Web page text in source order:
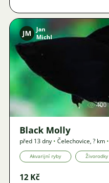
JM
Jan
Michl
400
Black Molly
před 13 dny • Čelechovice,? km •
Akvarijní ryby Živorodky
12 Kč